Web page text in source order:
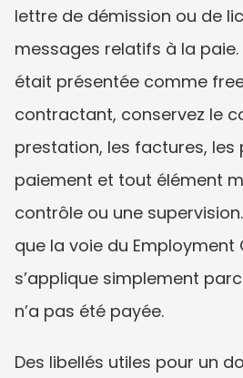
lettre de démission ou de
messages relatifs à la paie.
était présentée comme
contractant, conservez le
prestation, les factures, les
paiement et tout élément
contrôle ou une
que la voie du Employment
s’applique simplement
n’a pas été payée.
Des libellés utiles pour un